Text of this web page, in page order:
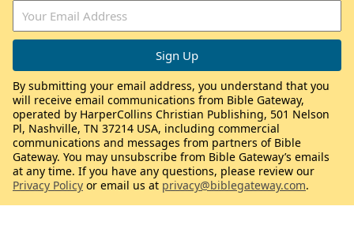
By submitting your email address, you understand that you
will receive email communications from Bible Gateway,
operated by HarperCollins Christian Publishing, 501 Nelson
Pl, Nashville, TN 37214 USA, including commercial
communications and messages from partners of Bible
Gateway. You may unsubscribe from Bible Gateway’s emails
at any time. If you have any questions, please review our
Privacy Policy or email us at privacy@biblegateway.com.